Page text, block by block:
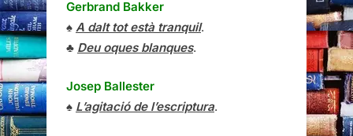
Gerbrand Bakker
♠ A dalt tot està tranquil.
♣ Deu oques blanques.
Josep Ballester
♠ L’agitació de l’escriptura.